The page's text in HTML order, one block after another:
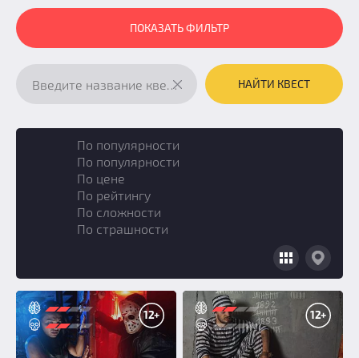
ПОКАЗАТЬ ФИЛЬТР
НАЙТИ КВЕСТ
По популярности
По популярности
По цене
По рейтингу
По сложности
По страшности
12+ 12+